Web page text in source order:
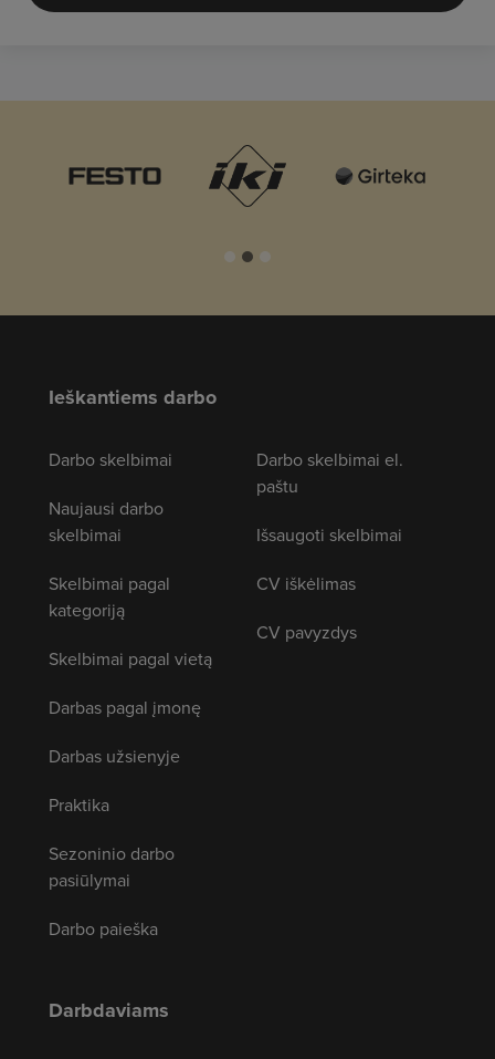
Ieškantiems darbo
Darbo skelbimai
Naujausi darbo
skelbimai
Skelbimai pagal
kategoriją
Skelbimai pagal vietą
Darbas pagal įmonę
Darbas užsienyje
Praktika
Sezoninio darbo
pasiūlymai
Darbo paieška
Darbo skelbimai el.
paštu
Išsaugoti skelbimai
CV iškėlimas
CV pavyzdys
Darbdaviams